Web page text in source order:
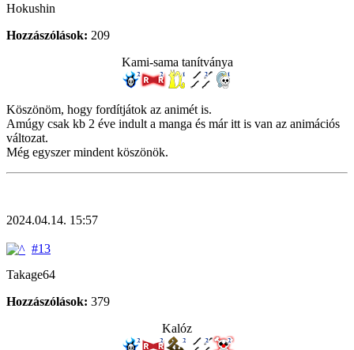
Hokushin
Hozzászólások: 209
Kami-sama tanítványa
Köszönöm, hogy fordítjátok az animét is.
Amúgy csak kb 2 éve indult a manga és már itt is van az animációs
változat.
Még egyszer mindent köszönök.
2024.04.14. 15:57
#13
Takage64
Hozzászólások: 379
Kalóz